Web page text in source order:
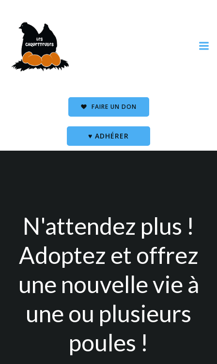
FAIRE UN DON
♥ ADHÉRER
N'attendez plus !
Adoptez et offrez
une nouvelle vie à
une ou plusieurs
poules !